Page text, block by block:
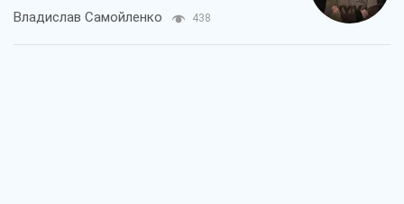
Владислав Самойленко 438